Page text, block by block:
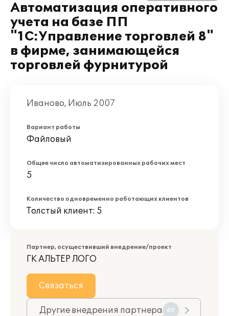
Автоматизация оперативного
учета на базе ПП
"1С:Управление торговлей 8"
в фирме, занимающейся
торговлей фурнитурой
Иваново, Июль 2007
Вариант работы
Файловый
Общее число автоматизированных рабочих мест
5
Количество одновременно работающих клиентов
Толстый клиент: 5
Партнер, осуществивший внедрение/проект
ГК АЛЬТЕР ЛОГО
Связаться
Другие внедрения партнера 65